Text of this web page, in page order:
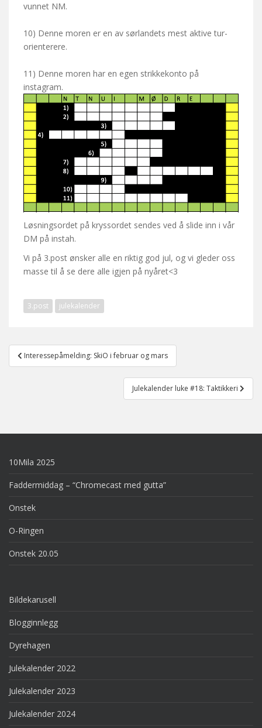
vunnet NM.
10) Denne moren er en av sørlandets mest aktive tur-
orienterere.
11) Denne moren har en egen strikkekonto på
instagram.
Løsningsordet på kryssordet sendes ved å slide inn i vår
DM på instah.
Vi på 3.post ønsker alle en riktig god jul, og vi gleder oss
masse til å se dere alle igjen på nyåret<3
3.post julekalender
Post
navigation
Interessepåmelding: SkiO i februar og mars
Julekalender luke #18: Taktikkeri
10Mila 2025
Faddermiddag – “Chromecast med gutta”
Onstek
O-Ringen
Onstek 20.05
Bildekarusell
Blogginnlegg
Dyrehagen
Julekalender 2022
Julekalender 2023
Julekalender 2024